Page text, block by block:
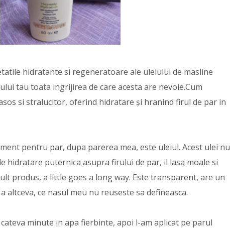
hidratante si regeneratoare ale uleiului de masline
tau toata ingrijirea de care acesta are nevoie.Cum
si stralucitor, oferind hidratare și hranind firul de par in
pentru par, dupa parerea mea, este uleiul. Acest ulei nu
hidratare puternica asupra firului de par, il lasa moale si
produs, a little goes a long way. Este transparent, are un
altceva, ce nasul meu nu reuseste sa defineasca.
minute in apa fierbinte, apoi l-am aplicat pe parul